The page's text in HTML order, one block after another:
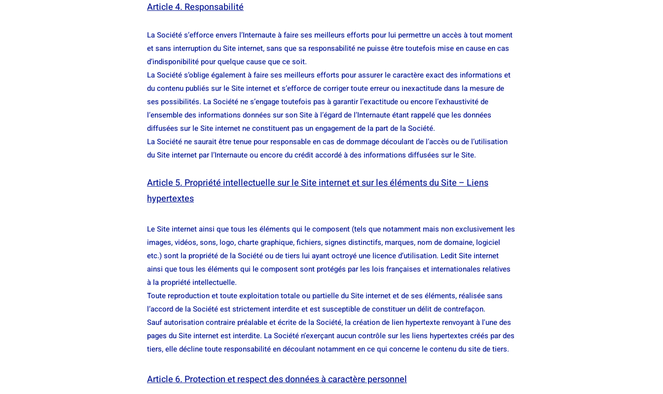
Article 4. Responsabilité
La Société s’efforce envers l’Internaute à faire ses meilleurs efforts pour lui permettre un accès à tout moment
et sans interruption du Site internet, sans que sa responsabilité ne puisse être toutefois mise en cause en cas
d’indisponibilité pour quelque cause que ce soit.
La Société s’oblige également à faire ses meilleurs efforts pour assurer le caractère exact des informations et
du contenu publiés sur le Site internet et s’efforce de corriger toute erreur ou inexactitude dans la mesure de
ses possibilités. La Société ne s’engage toutefois pas à garantir l’exactitude ou encore l’exhaustivité de
l’ensemble des informations données sur son Site à l’égard de l’Internaute étant rappelé que les données
diffusées sur le Site internet ne constituent pas un engagement de la part de la Société.
La Société ne saurait être tenue pour responsable en cas de dommage découlant de l’accès ou de l’utilisation
du Site internet par l’Internaute ou encore du crédit accordé à des informations diffusées sur le Site.
Article 5. Propriété intellectuelle sur le Site internet et sur les éléments du Site – Liens
hypertextes
Le Site internet ainsi que tous les éléments qui le composent (tels que notamment mais non exclusivement les
images, vidéos, sons, logo, charte graphique, fichiers, signes distinctifs, marques, nom de domaine, logiciel
etc.) sont la propriété de la Société ou de tiers lui ayant octroyé une licence d’utilisation. Ledit Site internet
ainsi que tous les éléments qui le composent sont protégés par les lois françaises et internationales relatives
à la propriété intellectuelle.
Toute reproduction et toute exploitation totale ou partielle du Site internet et de ses éléments, réalisée sans
l’accord de la Société est strictement interdite et est susceptible de constituer un délit de contrefaçon.
Sauf autorisation contraire préalable et écrite de la Société, la création de lien hypertexte renvoyant à l'une des
pages du Site internet est interdite. La Société n’exerçant aucun contrôle sur les liens hypertextes créés par des
tiers, elle décline toute responsabilité en découlant notamment en ce qui concerne le contenu du site de tiers.
Article 6. Protection et respect des données à caractère personnel